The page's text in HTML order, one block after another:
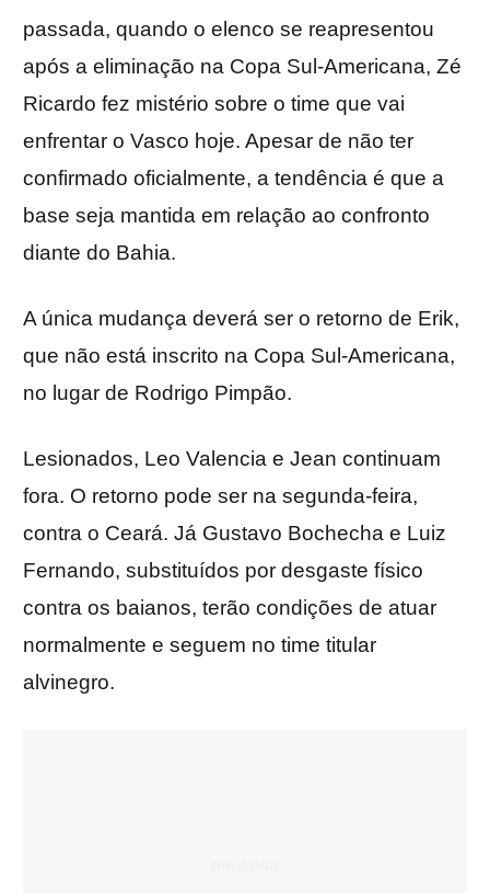
passada, quando o elenco se reapresentou
após a eliminação na Copa Sul-Americana, Zé
Ricardo fez mistério sobre o time que vai
enfrentar o Vasco hoje. Apesar de não ter
confirmado oficialmente, a tendência é que a
base seja mantida em relação ao confronto
diante do Bahia.
A única mudança deverá ser o retorno de Erik,
que não está inscrito na Copa Sul-Americana,
no lugar de Rodrigo Pimpão.
Lesionados, Leo Valencia e Jean continuam
fora. O retorno pode ser na segunda-feira,
contra o Ceará. Já Gustavo Bochecha e Luiz
Fernando, substituídos por desgaste físico
contra os baianos, terão condições de atuar
normalmente e seguem no time titular
alvinegro.